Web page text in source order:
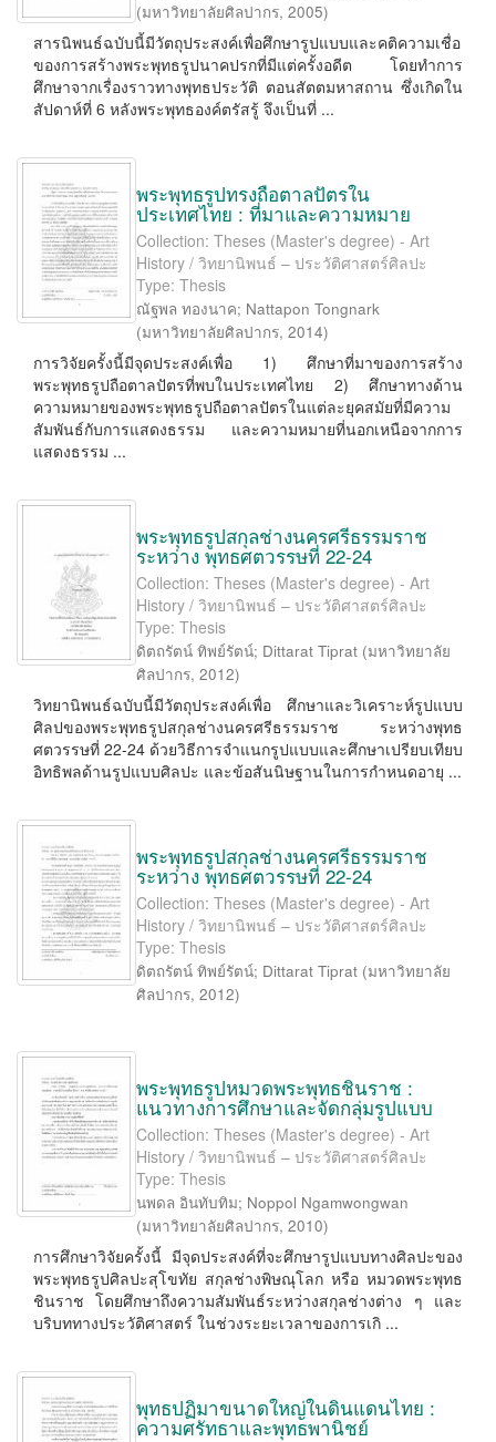
(มหาวิทยาลัยศิลปากร, 2005)
สารนิพนธ์ฉบับนี้มีวัตถุประสงค์เพื่อศึกษารูปแบบและคติความเชื่อ
ของการสร้างพระพุทธรูปนาคปรกที่มีแต่ครั้งอดีต โดยทำการ
ศึกษาจากเรื่องราวทางพุทธประวัติ ตอนสัตตมหาสถาน ซึ่งเกิดใน
สัปดาห์ที่ 6 หลังพระพุทธองค์ตรัสรู้ จึงเป็นที่ ...
พระพุทธรูปทรงถือตาลปัตรใน
ประเทศไทย : ที่มาและความหมาย
Collection: Theses (Master's degree) - Art
History / วิทยานิพนธ์ – ประวัติศาสตร์ศิลปะ
Type: Thesis
ณัฐพล ทองนาค; Nattapon Tongnark
(มหาวิทยาลัยศิลปากร, 2014)
การวิจัยครั้งนี้มีจุดประสงค์เพื่อ 1) ศึกษาที่มาของการสร้าง
พระพุทธรูปถือตาลปัตรที่พบในประเทศไทย 2) ศึกษาทางด้าน
ความหมายของพระพุทธรูปถือตาลปัตรในแต่ละยุคสมัยที่มีความ
สัมพันธ์กับการแสดงธรรม และความหมายที่นอกเหนือจากการ
แสดงธรรม ...
พระพุทธรูปสกุลช่างนครศรีธรรมราช
ระหว่าง พุทธศตวรรษที่ 22-24
Collection: Theses (Master's degree) - Art
History / วิทยานิพนธ์ – ประวัติศาสตร์ศิลปะ
Type: Thesis
ดิตถรัตน์ ทิพย์รัตน์; Dittarat Tiprat (มหาวิทยาลัย
ศิลปากร, 2012)
วิทยานิพนธ์ฉบับนี้มีวัตถุประสงค์เพื่อ ศึกษาและวิเคราะห์รูปแบบ
ศิลปของพระพุทธรูปสกุลช่างนครศรีธรรมราช ระหว่างพุทธ
ศตวรรษที่ 22-24 ด้วยวิธีการจำแนกรูปแบบและศึกษาเปรียบเทียบ
อิทธิพลด้านรูปแบบศิลปะ และข้อสันนิษฐานในการกำหนดอายุ ...
พระพุทธรูปสกุลช่างนครศรีธรรมราช
ระหว่าง พุทธศตวรรษที่ 22-24
Collection: Theses (Master's degree) - Art
History / วิทยานิพนธ์ – ประวัติศาสตร์ศิลปะ
Type: Thesis
ดิตถรัตน์ ทิพย์รัตน์; Dittarat Tiprat (มหาวิทยาลัย
ศิลปากร, 2012)
พระพุทธรูปหมวดพระพุทธชินราช :
แนวทางการศึกษาและจัดกลุ่มรูปแบบ
Collection: Theses (Master's degree) - Art
History / วิทยานิพนธ์ – ประวัติศาสตร์ศิลปะ
Type: Thesis
นพดล อินทับทิม; Noppol Ngamwongwan
(มหาวิทยาลัยศิลปากร, 2010)
การศึกษาวิจัยครั้งนี้ มีจุดประสงค์ที่จะศึกษารูปแบบทางศิลปะของ
พระพุทธรูปศิลปะสุโขทัย สกุลช่างพิษณุโลก หรือ หมวดพระพุทธ
ชินราช โดยศึกษาถึงความสัมพันธ์ระหว่างสกุลช่างต่าง ๆ และ
บริบททางประวัติศาสตร์ ในช่วงระยะเวลาของการเกิ ...
พุทธปฏิมาขนาดใหญ่ในดินแดนไทย :
ความศรัทธาและพุทธพานิชย์